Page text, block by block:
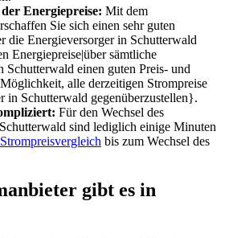
Energiepreise: Mit dem
Sie sich einen sehr guten
die Energieversorger in Schutterwald
Energiepreise|über sämtliche
Schutterwald einen guten Preis- und
alle derzeitigen Strompreise
in Schutterwald gegenüberzustellen}.
Für den Wechsel des
sind lediglich einige Minuten
Strompreisvergleich bis zum Wechsel des
gibt es in